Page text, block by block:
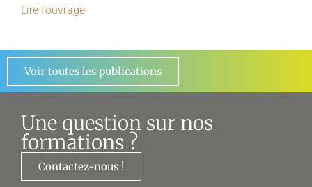
Lire l’ouvrage
Voir toutes les publications
Une question sur nos
formations ?
Contactez-nous !